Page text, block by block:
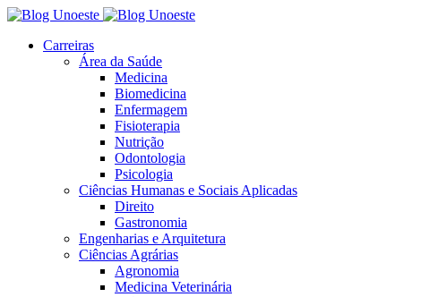
Carreiras
Área da Saúde
Medicina
Biomedicina
Enfermagem
Fisioterapia
Nutrição
Odontologia
Psicologia
Ciências Humanas e Sociais Aplicadas
Direito
Gastronomia
Engenharias e Arquitetura
Ciências Agrárias
Agronomia
Medicina Veterinária